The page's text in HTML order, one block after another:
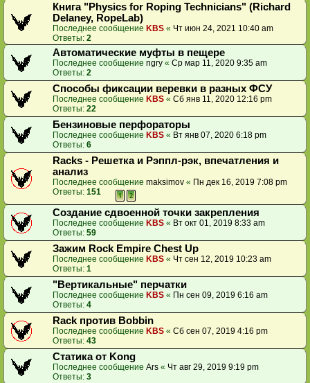
Книга "Physics for Roping Technicians" (Richard
Delaney, RopeLab)
Последнее сообщение KBS « Чт июн 24, 2021 10:40 am
Ответы: 2
Автоматические муфты в пещере
Последнее сообщение ngry « Ср мар 11, 2020 9:35 am
Ответы: 2
Способы фиксации веревки в разных ФСУ
Последнее сообщение KBS « Сб янв 11, 2020 12:16 pm
Ответы: 22
Бензиновые перфораторы
Последнее сообщение KBS « Вт янв 07, 2020 6:18 pm
Ответы: 6
Racks - Решетка и Рэппл-рэк, впечатления и
анализ
Последнее сообщение maksimov « Пн дек 16, 2019 7:08 pm
Ответы: 151 1 2
Создание сдвоенной точки закрепления
Последнее сообщение KBS « Вт окт 01, 2019 8:33 am
Ответы: 59
Зажим Rock Empire Chest Up
Последнее сообщение KBS « Чт сен 12, 2019 10:23 am
Ответы: 1
"Вертикальные" перчатки
Последнее сообщение KBS « Пн сен 09, 2019 6:16 am
Ответы: 4
Rack против Bobbin
Последнее сообщение KBS « Сб сен 07, 2019 4:16 pm
Ответы: 43
Статика от Kong
Последнее сообщение Ars « Чт авг 29, 2019 9:19 pm
Ответы: 3